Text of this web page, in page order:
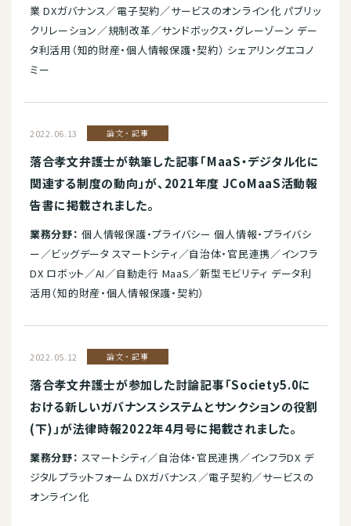
業 DXガバナンス／電子契約／サービスのオンライン化 パブリッ
クリレーション／規制改革／サンドボックス・グレーゾーン デー
タ利活用（知的財産・個人情報保護・契約） シェアリングエコノ
ミー
2022.06.13 論文・記事
落合孝文弁護士が執筆した記事「MaaS・デジタル化に
関連する制度の動向」が、2021年度 JCoMaaS活動報
告書に掲載されました。
業務分野： 個人情報保護・プライバシー 個人情報・プライバシ
ー／ビッグデータ スマートシティ／自治体・官民連携／インフラ
DX ロボット／AI／自動走行 MaaS／新型モビリティ データ利
活用（知的財産・個人情報保護・契約）
2022.05.12 論文・記事
落合孝文弁護士が参加した討論記事「Society5.0に
おける新しいガバナンスシステムとサンクションの役割
(下)」が法律時報2022年4月号に掲載されました。
業務分野： スマートシティ／自治体・官民連携／インフラDX デ
ジタルプラットフォーム DXガバナンス／電子契約／サービスの
オンライン化